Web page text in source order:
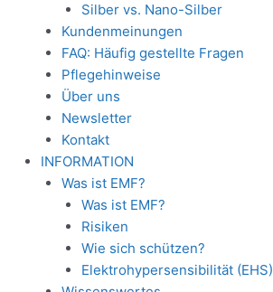
Silber vs. Nano-Silber
Kundenmeinungen
FAQ: Häufig gestellte Fragen
Pflegehinweise
Über uns
Newsletter
Kontakt
INFORMATION
Was ist EMF?
Was ist EMF?
Risiken
Wie sich schützen?
Elektrohypersensibilität (EHS)